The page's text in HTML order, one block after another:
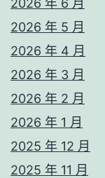
2026 年 5 月
2026 年 4 月
2026 年 3 月
2026 年 2 月
2026 年 1 月
2025 年 12 月
2025 年 11 月